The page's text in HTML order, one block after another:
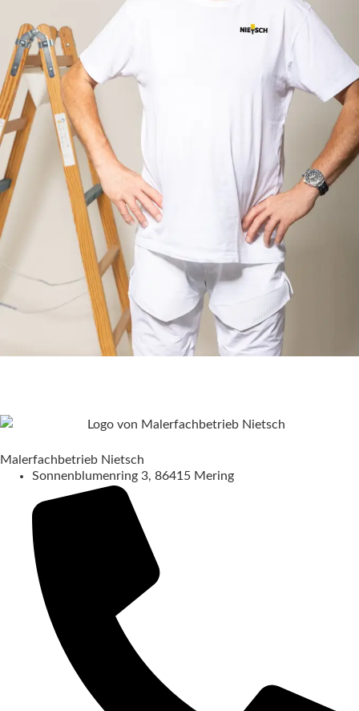
Malerfachbetrieb Nietsch
Sonnenblumenring 3, 86415 Mering